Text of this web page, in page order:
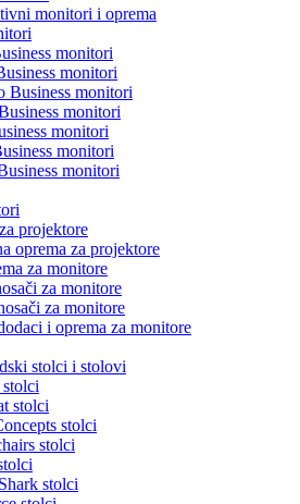
monitori i oprema
monitori
monitori
Business monitori
monitori
monitori
monitori
monitori
projektore
oprema za projektore
za monitore
za monitore
za monitore
i oprema za monitore
stolci i stolovi
stolci
stolci
stolci
stolci